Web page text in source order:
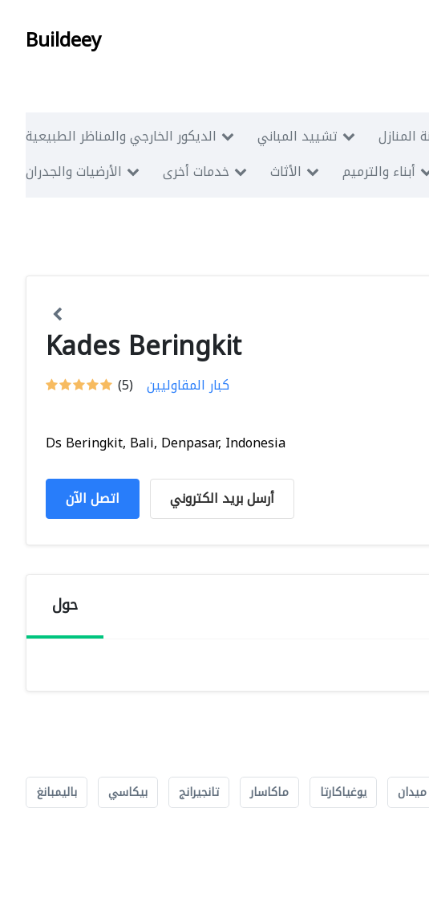
Buildeey
الديكور الخارجي والمناظر الطبيعية تشييد المباني المنازل
الأرضيات والجدران
خدمات أخرى الأثاث أبناء والترميم
Kades Beringkit
(5) كبار المقاوليين
Ds Beringkit, Bali, Denpasar, Indonesia
اتصل الآن أرسل بريد الكتروني
حول
ميدان يوغياكارتا ماكاسار تانجيرانج بيكاسي باليمبانغ